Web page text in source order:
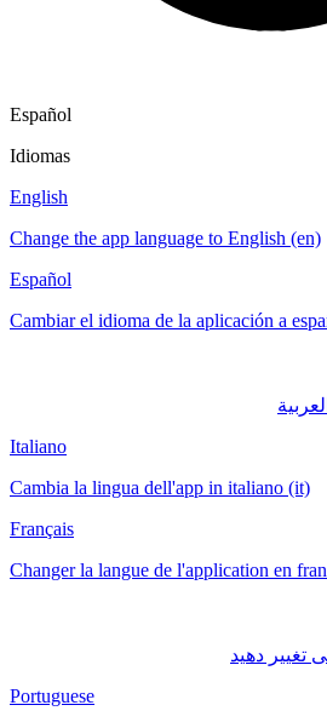
Español
Idiomas
English
Change the app language to English (en)
Español
Cambiar el idioma de la aplicación a
Italiano
Cambia la lingua dell'app in italiano (it)
Français
Changer la langue de l'application en
Portuguese